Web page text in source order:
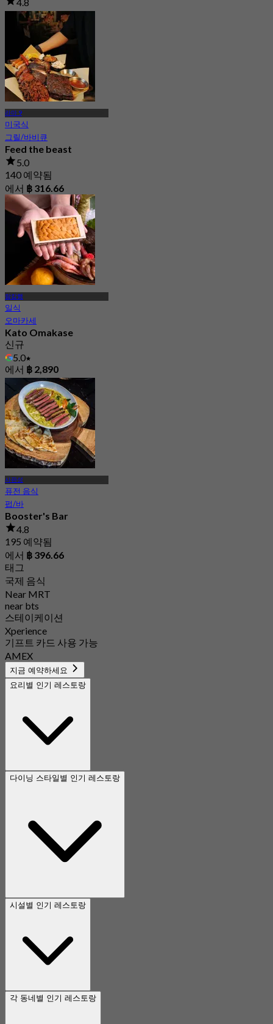
4.8
842 예약됨
에서฿ 332
라마 9
미국식
그릴/바비큐
Feed the beast
5.0
140 예약됨
에서 ฿ 316.66
람캄행
일식
오마카세
Kato Omakase
신규
5.0
에서 ฿ 2,890
사판성
퓨전 음식
펍/바
Booster's Bar
4.8
195 예약됨
에서 ฿ 396.66
태그
국제 음식
Near MRT
near bts
스테이케이션
Xperience
기프트 카드 사용 가능
AMEX
지금 예약하세요
요리별 인기 레스토랑
다이닝 스타일별 인기 레스토랑
시설별 인기 레스토랑
각 동네별 인기 레스토랑